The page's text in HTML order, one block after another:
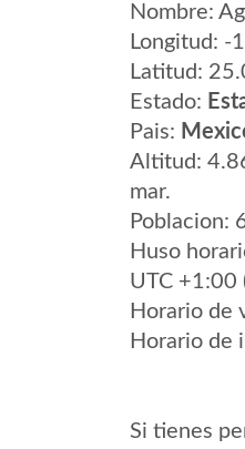
Nombre:
Longitud: -
Latitud:
Estado:
Pais:
Altitud:
mar.
Poblacion:
Huso
UTC +1:00
Horario de
Horario de
Si tienes